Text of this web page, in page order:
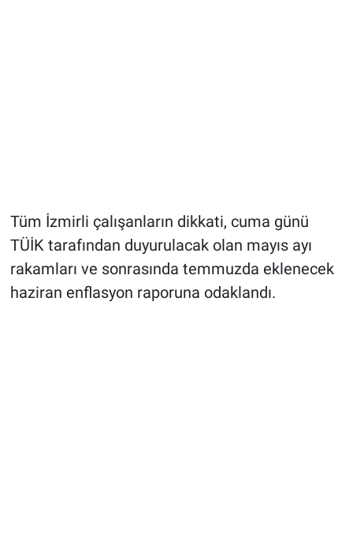
Tüm İzmirli çalışanların dikkati, cuma günü
TÜİK tarafından duyurulacak olan mayıs ayı
rakamları ve sonrasında temmuzda eklenecek
haziran enflasyon raporuna odaklandı.